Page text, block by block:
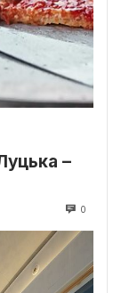
–
0